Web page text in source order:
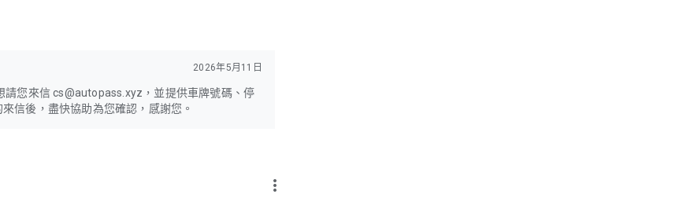
2026年5月11日
您來信 cs@autopass.xyz，並提供車牌號碼、停
信後，盡快協助為您確認，感謝您。
more_vert